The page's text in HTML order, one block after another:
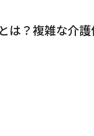
は？複雑な介